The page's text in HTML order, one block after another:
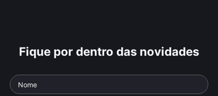
Fique por dentro das novidades